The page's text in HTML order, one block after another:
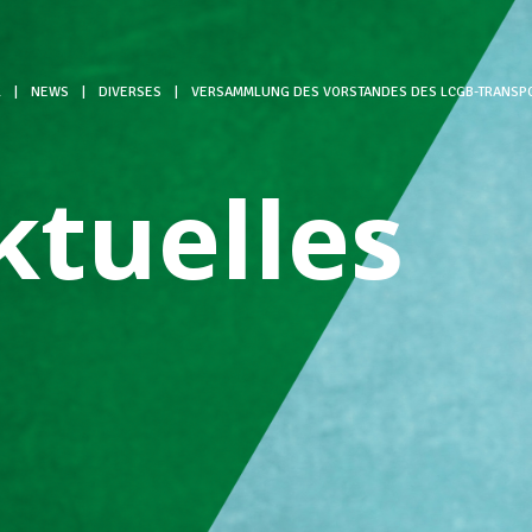
NEWS DIVERSES VERSAMMLUNG DES VORSTANDES DES LCGB-